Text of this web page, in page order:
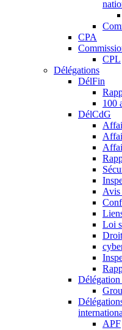
CPA
CPL
Délégations
DélFin
100
DélCdG
Avis
Loi
APF